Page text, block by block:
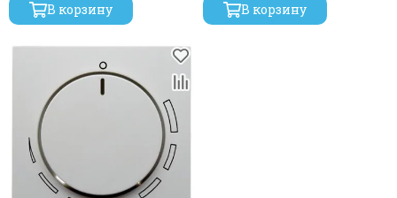
В корзину
В корзину